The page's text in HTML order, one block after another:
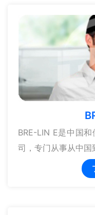
BRE-LIN E是中国
司，专门从事从中国